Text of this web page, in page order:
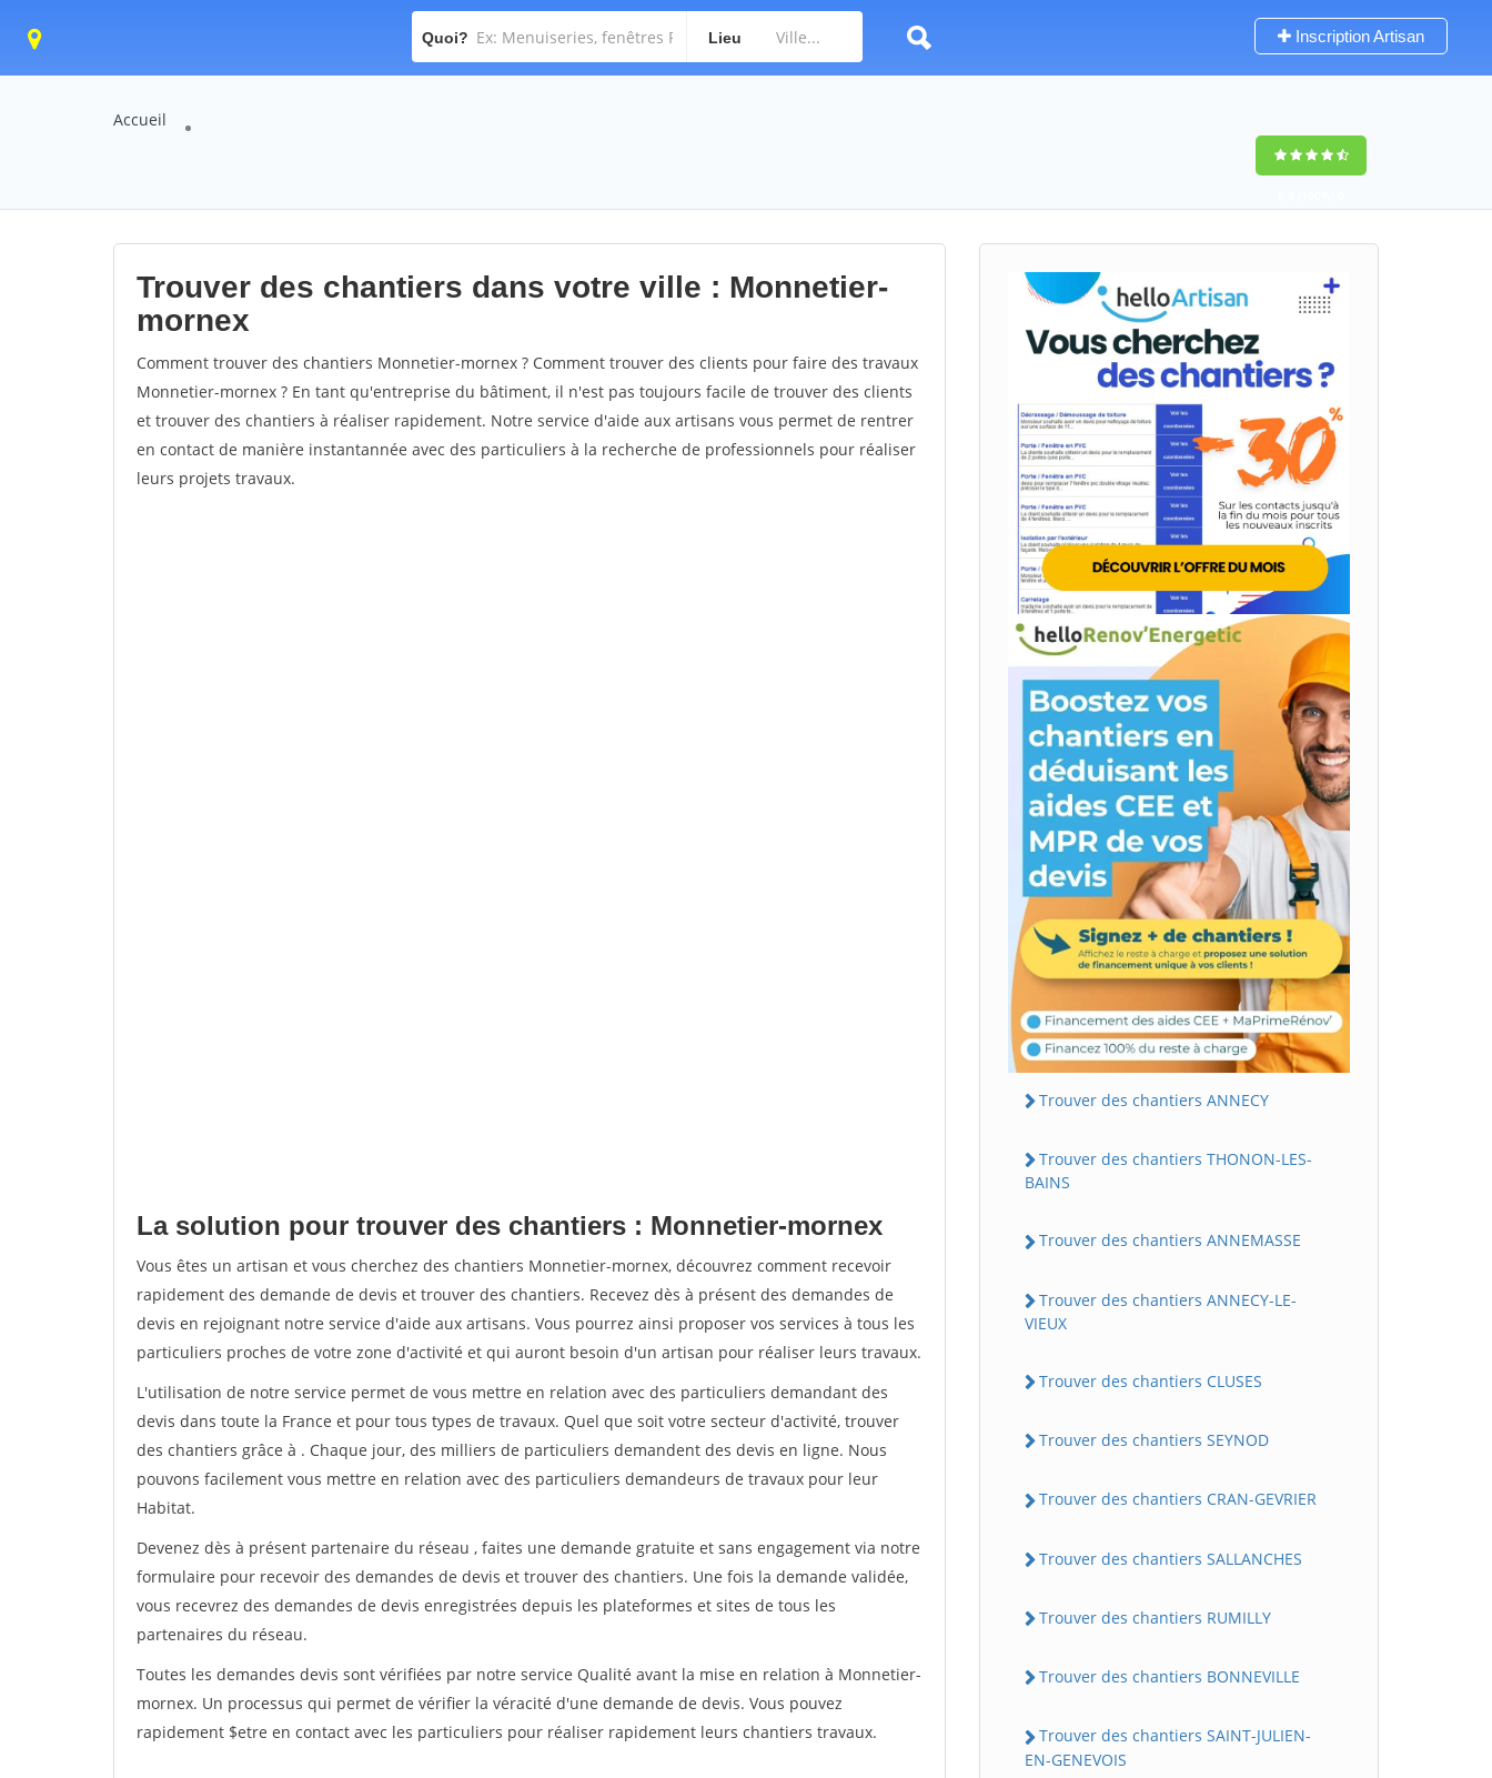
Quoi? Lieu Inscription Artisan
Accueil
Trouver des chantiers dans votre ville : Monnetier-
mornex
Comment trouver des chantiers Monnetier-mornex ? Comment trouver des clients pour faire des travaux
Monnetier-mornex ? En tant qu'entreprise du bâtiment, il n'est pas toujours facile de trouver des clients
et trouver des chantiers à réaliser rapidement. Notre service d'aide aux artisans vous permet de rentrer
en contact de manière instantannée avec des particuliers à la recherche de professionnels pour réaliser
leurs projets travaux.
La solution pour trouver des chantiers : Monnetier-mornex
Vous êtes un artisan et vous cherchez des chantiers Monnetier-mornex, découvrez comment recevoir
rapidement des demande de devis et trouver des chantiers. Recevez dès à présent des demandes de
devis en rejoignant notre service d'aide aux artisans. Vous pourrez ainsi proposer vos services à tous les
particuliers proches de votre zone d'activité et qui auront besoin d'un artisan pour réaliser leurs travaux.
L'utilisation de notre service permet de vous mettre en relation avec des particuliers demandant des
devis dans toute la France et pour tous types de travaux. Quel que soit votre secteur d'activité, trouver
des chantiers grâce à . Chaque jour, des milliers de particuliers demandent des devis en ligne. Nous
pouvons facilement vous mettre en relation avec des particuliers demandeurs de travaux pour leur
Habitat.
Devenez dès à présent partenaire du réseau , faites une demande gratuite et sans engagement via notre
formulaire pour recevoir des demandes de devis et trouver des chantiers. Une fois la demande validée,
vous recevrez des demandes de devis enregistrées depuis les plateformes et sites de tous les
partenaires du réseau.
Toutes les demandes devis sont vérifiées par notre service Qualité avant la mise en relation à Monnetier-
mornex. Un processus qui permet de vérifier la véracité d'une demande de devis. Vous pouvez
rapidement $etre en contact avec les particuliers pour réaliser rapidement leurs chantiers travaux.
Trouver des chantiers ANNECY
Trouver des chantiers THONON-LES-
BAINS
Trouver des chantiers ANNEMASSE
Trouver des chantiers ANNECY-LE-
VIEUX
Trouver des chantiers CLUSES
Trouver des chantiers SEYNOD
Trouver des chantiers CRAN-GEVRIER
Trouver des chantiers SALLANCHES
Trouver des chantiers RUMILLY
Trouver des chantiers BONNEVILLE
Trouver des chantiers SAINT-JULIEN-
EN-GENEVOIS